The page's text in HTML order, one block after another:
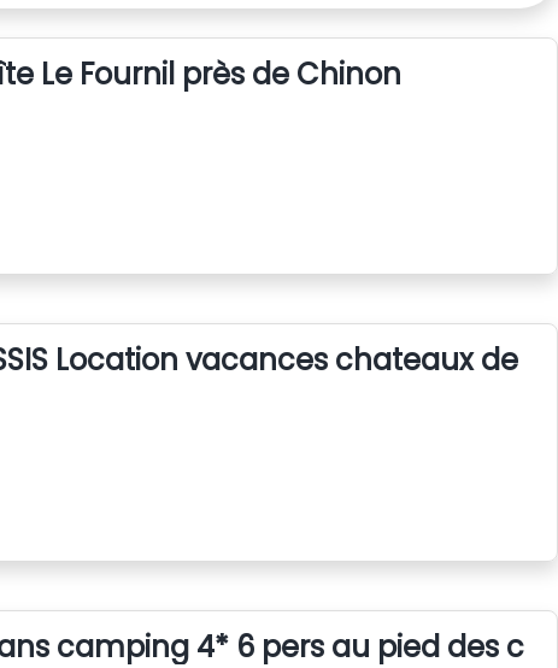
Le Fournil près de Chinon
Location vacances chateaux de
camping 4* 6 pers au pied des